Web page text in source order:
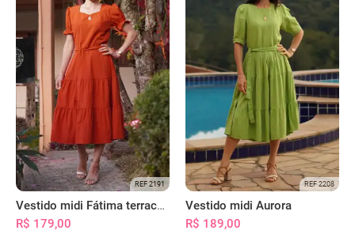
REF 2191
Vestido midi Fátima terracota
R$ 179,00
REF 2208
Vestido midi Aurora
R$ 189,00